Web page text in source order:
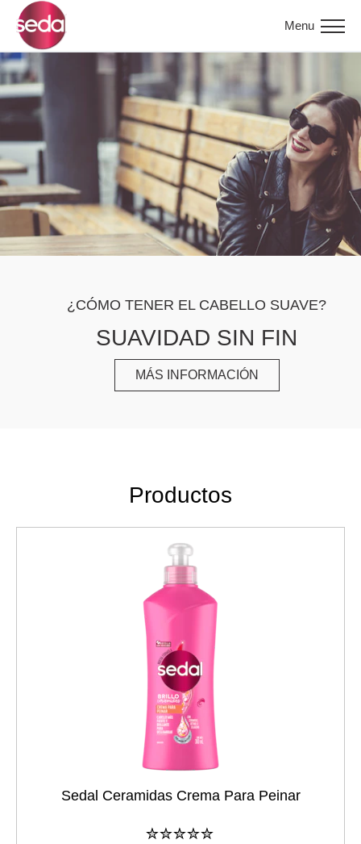
Menu
¿CÓMO TENER EL CABELLO SUAVE?
SUAVIDAD SIN FIN
MÁS INFORMACIÓN
SUAVIDAD SIN FIN
Productos
Sedal Ceramidas Crema Para Peinar
No